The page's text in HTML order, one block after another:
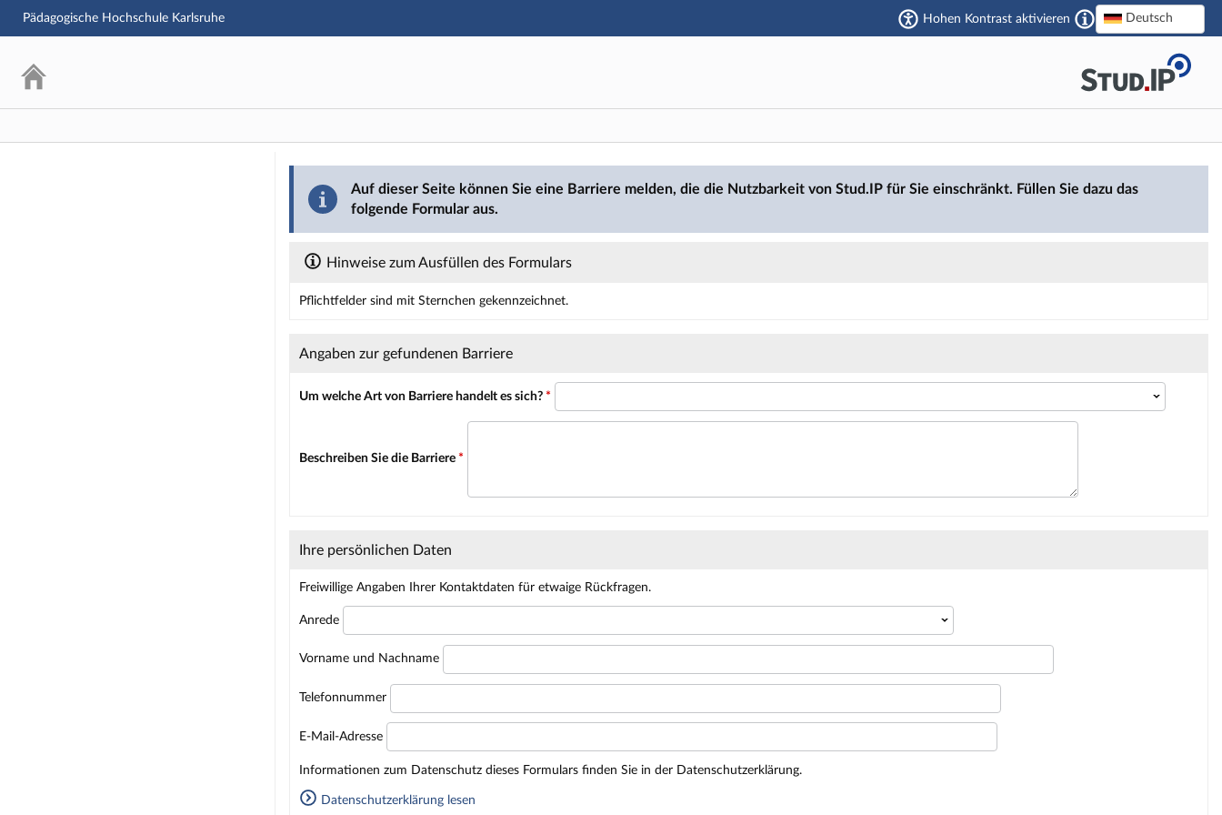
Hauptnavigation
Pädagogische Hochschule Karlsruhe Hohen Kontrast aktivieren Deutsch
Auf dieser Seite können Sie eine Barriere melden, die die Nutzbarkeit von Stud.IP für Sie einschränkt. Füllen Sie dazu das
folgende Formular aus.
Hinweise zum Ausfüllen des Formulars
Pflichtfelder sind mit Sternchen gekennzeichnet.
Angaben zur gefundenen Barriere
Um welche Art von Barriere handelt es sich? *
Beschreiben Sie die Barriere *
Ihre persönlichen Daten
Freiwillige Angaben Ihrer Kontaktdaten für etwaige Rückfragen.
Anrede
Vorname und Nachname
Telefonnummer
E-Mail-Adresse
Homepage
Informationen zum Datenschutz dieses Formulars finden Sie in der Datenschutzerklärung.
Datenschutzerklärung lesen